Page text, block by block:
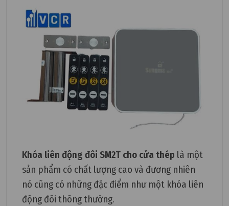
Khóa liên động đôi SM2T cho cửa thép là một
sản phẩm có chất lượng cao và đương nhiên
nó cũng có những đặc điểm như một khóa liên
động đôi thông thường.